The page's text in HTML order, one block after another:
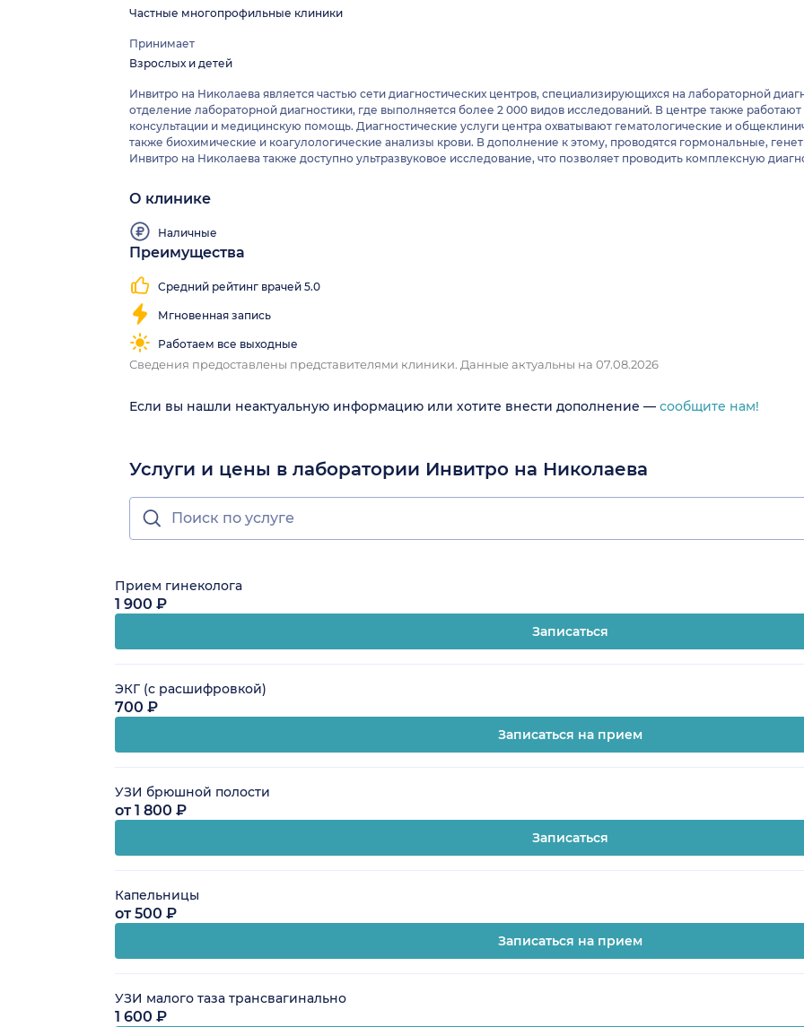
Частные многопрофильные клиники
Принимает
Взрослых и детей
Инвитро на Николаева является частью сети диагностических центров, специализирующихся на лабораторной
отделение лабораторной диагностики, где выполняется более 2 000 видов исследований. В центре также
консультации и медицинскую помощь. Диагностические услуги центра охватывают гематологические и
также биохимические и коагулологические анализы крови. В дополнение к этому, проводятся гормональные,
Инвитро на Николаева также доступно ультразвуковое исследование, что позволяет проводить комплексную
О клинике
Наличные
Преимущества
Средний рейтинг врачей 5.0
Мгновенная запись
Работаем все выходные
Сведения предоставлены представителями клиники. Данные актуальны на 07.08.2026
Если вы нашли неактуальную информацию или хотите внести дополнение — сообщите нам!
Услуги и цены в лаборатории Инвитро на Николаева
Прием гинеколога
1 900 ₽
Записаться
ЭКГ (с расшифровкой)
700 ₽
Записаться на прием
УЗИ брюшной полости
от 1 800 ₽
Записаться
Капельницы
от 500 ₽
Записаться на прием
УЗИ малого таза трансвагинально
1 600 ₽